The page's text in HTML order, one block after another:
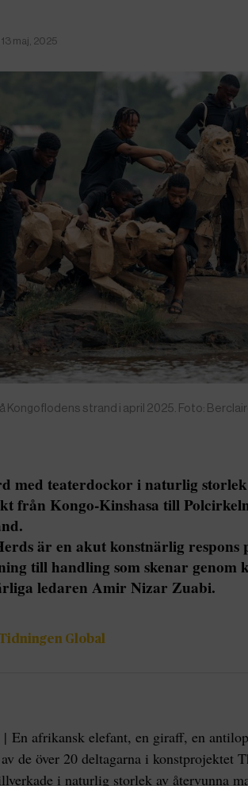
maj, 2025
Kongoflodens strand i april 2025. Foto:
med teaterdockor i naturlig
från Kongo-Kinshasa till
är en akut konstnärlig respons
till handling som skenar genom
ledaren Amir Nizar Zuabi.
Global
| En afrikansk elefant, en giraff, en
de över 20 deltagarna i konstprojektet
i naturlig storlek av återvunna